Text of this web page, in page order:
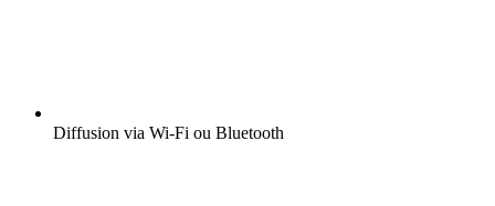
Diffusion via Wi-Fi ou Bluetooth